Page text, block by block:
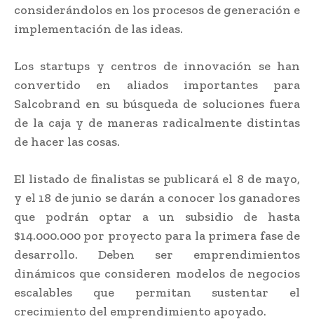
considerándolos en los procesos de generación e
implementación de las ideas.
Los startups y centros de innovación se han
convertido en aliados importantes para
Salcobrand en su búsqueda de soluciones fuera
de la caja y de maneras radicalmente distintas
de hacer las cosas.
El listado de finalistas se publicará el 8 de mayo,
y el 18 de junio se darán a conocer los ganadores
que podrán optar a un subsidio de hasta
$14.000.000 por proyecto para la primera fase de
desarrollo. Deben ser emprendimientos
dinámicos que consideren modelos de negocios
escalables que permitan sustentar el
crecimiento del emprendimiento apoyado.